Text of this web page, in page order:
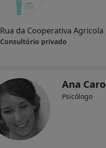
Consultório privado
Ana
Psicólogo